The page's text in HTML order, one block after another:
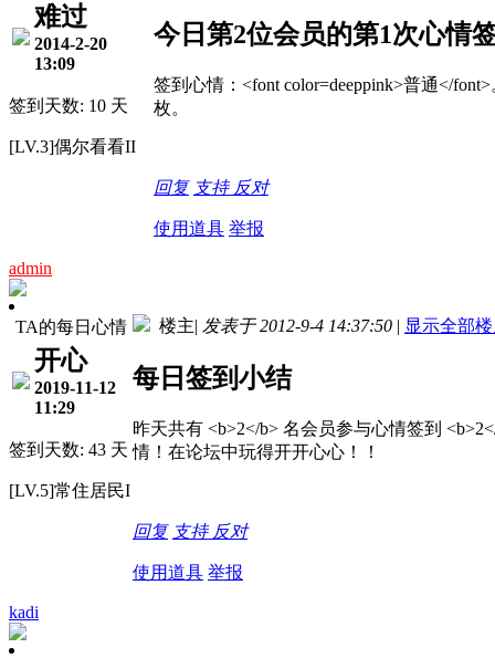
难过
2014-2-20
13:09
签到天数: 10 天
[LV.3]偶尔看看II
今日第2位会员的第1次心情
签到心情：<font color=deeppink>普通</
枚。
回复 支持 反对
使用道具 举报
admin
TA的每日心情
开心
2019-11-12
11:29
签到天数: 43 天
[LV.5]常住居民I
楼主| 发表于 2012-9-4 14:37:50 | 显示全部
每日签到小结
昨天共有 <b>2</b> 名会员参与心情签到
情！在论坛中玩得开开心心！！
回复 支持 反对
使用道具 举报
kadi